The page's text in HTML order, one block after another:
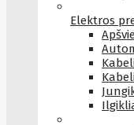
Elektros